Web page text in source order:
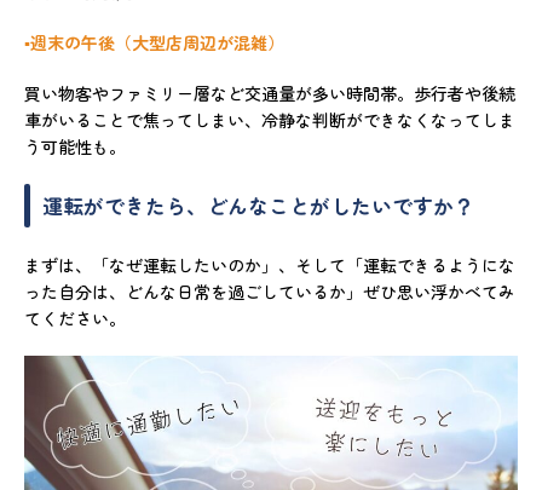
▪️週末の午後（大型店周辺が混雑）
買い物客やファミリー層など交通量が多い時間帯。歩行者や後続
車がいることで焦ってしまい、冷静な判断ができなくなってしま
う可能性も。
運転ができたら、どんなことがしたいですか？
まずは、「なぜ運転したいのか」、そして「運転できるようにな
った自分は、どんな日常を過ごしているか」ぜひ思い浮かべてみ
てください。